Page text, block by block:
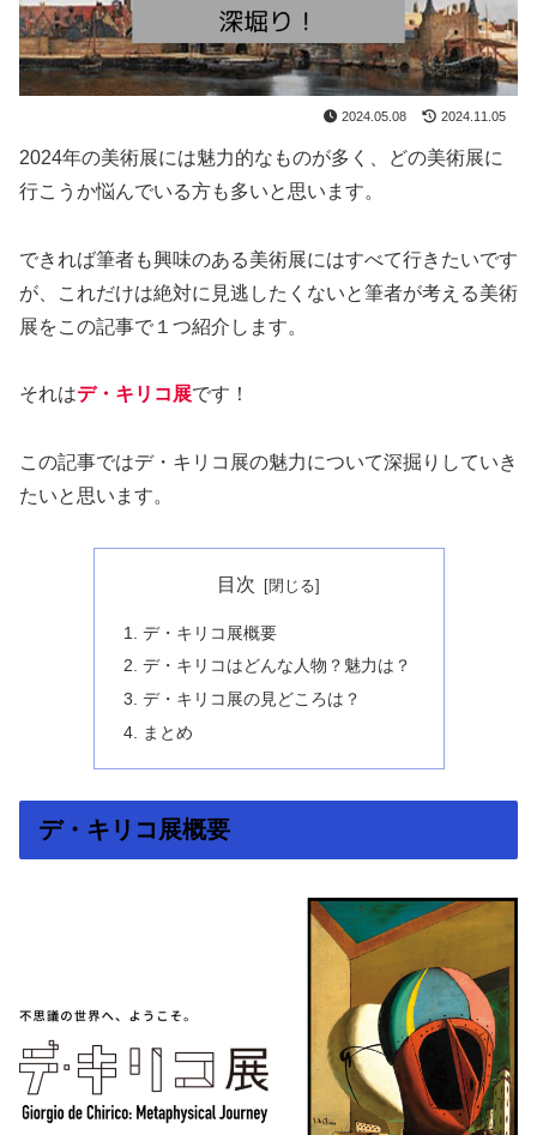
2024.05.08 2024.11.05
2024年の美術展には魅力的なものが多く、どの美術展に
行こうか悩んでいる方も多いと思います。
できれば筆者も興味のある美術展にはすべて行きたいです
が、これだけは絶対に見逃したくないと筆者が考える美術
展をこの記事で１つ紹介します。
それはデ・キリコ展です！
この記事ではデ・キリコ展の魅力について深掘りしていき
たいと思います。
目次
デ・キリコ展概要
デ・キリコはどんな人物？魅力は？
デ・キリコ展の見どころは？
まとめ
デ・キリコ展概要